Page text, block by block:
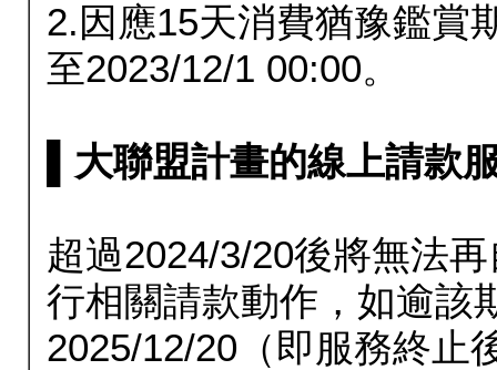
2.因應15天消費猶豫鑑賞
至2023/12/1 00:00。
▌大聯盟計畫的線上請款
超過2024/3/20後將無法
行相關請款動作，如逾該
2025/12/20（即服務終止